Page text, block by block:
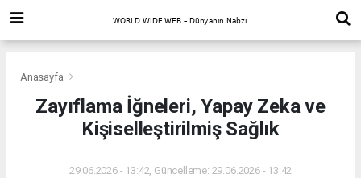
Anasayfa
Zayıflama İğneleri, Yapay Zeka ve
Kişiselleştirilmiş Sağlık
29.06.2026 - 13:42, Güncelleme: 29.06.2026 - 13:42